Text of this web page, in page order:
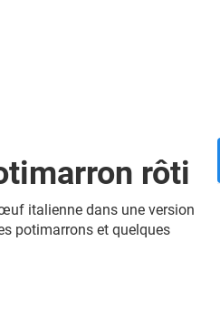
rôti
italienne dans une version
potimarrons et quelques